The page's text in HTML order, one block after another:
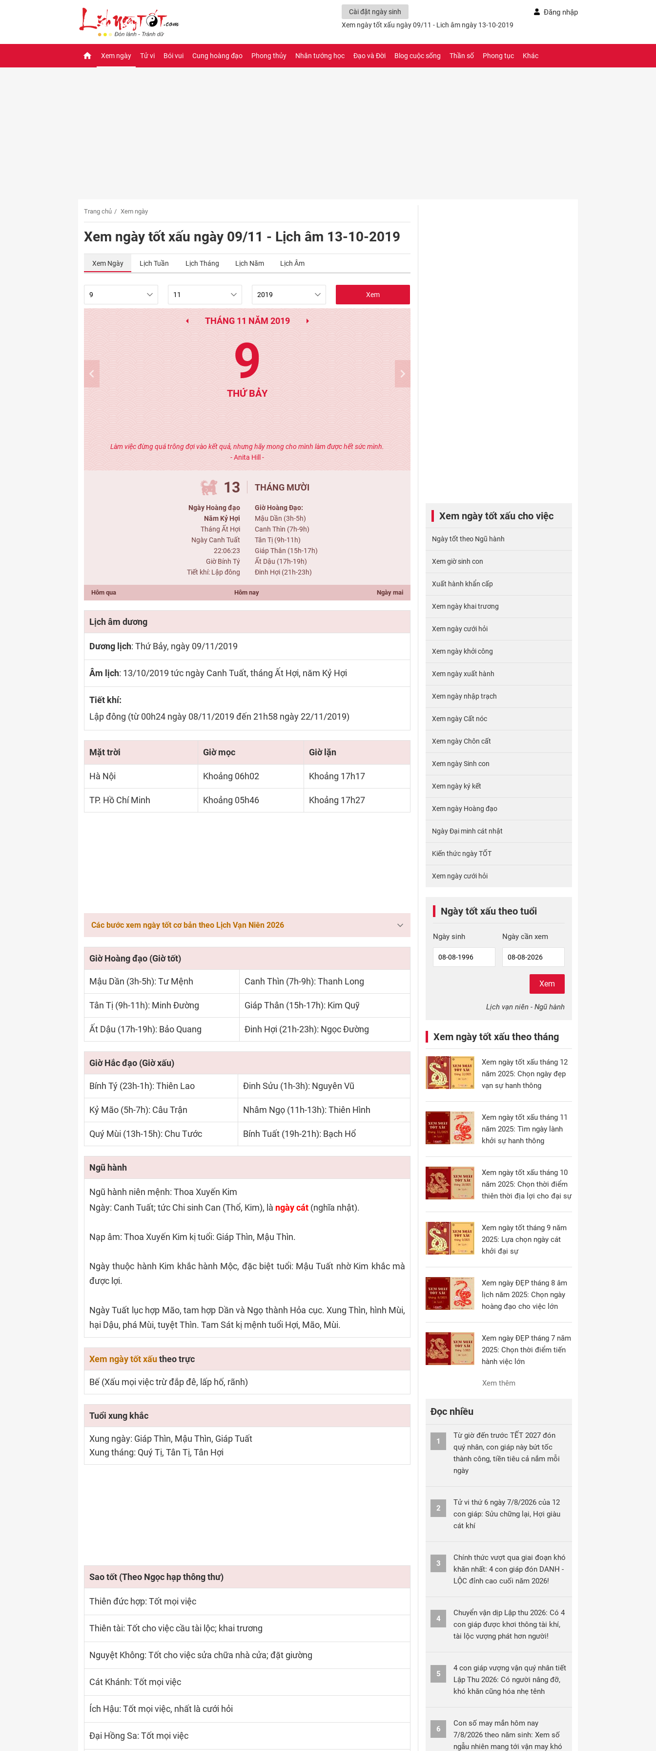
Cài đặt ngày sinh Đăng nhập
Xem ngày tốt xấu ngày 09/11 - Lich âm ngày 13-10-2019
Xem ngày Tử vi Bói vui Cung hoàng đạo Phong thủy Nhân tướng học Đạo và Đời Blog cuộc sống Thần số Phong tục Khác
Trang chủ Xem ngày
Xem ngày tốt xấu ngày 09/11 - Lịch âm 13-10-2019
Xem Ngày Lịch Tuần Lịch Tháng Lịch Năm Lịch Âm
Xem
THÁNG 11 NĂM 2019
9
THỨ BẢY
Làm việc đừng quá trông đợi vào kết quả, nhưng hãy mong cho mình làm được hết sức mình.
- Anita Hill -
13
Ngày Hoàng đạo
Năm Kỷ Hợi
Tháng Ất Hợi
Ngày Canh Tuất
22:06:23
Giờ Bính Tý
Tiết khí: Lập đông
THÁNG MƯỜI
Giờ Hoàng Đạo:
Mậu Dần (3h-5h)
Canh Thìn (7h-9h)
Tân Tị (9h-11h)
Giáp Thân (15h-17h)
Ất Dậu (17h-19h)
Đinh Hợi (21h-23h)
Hôm qua Hôm nay Ngày mai
Lịch âm dương
Dương lịch: Thứ Bảy, ngày 09/11/2019
Âm lịch: 13/10/2019 tức ngày Canh Tuất, tháng Ất Hợi, năm Kỷ Hợi
Tiết khí:
Lập đông (từ 00h24 ngày 08/11/2019 đến 21h58 ngày 22/11/2019)
Mặt trời Giờ mọc Giờ lặn
Hà Nội Khoảng 06h02 Khoảng 17h17
TP. Hồ Chí Minh Khoảng 05h46 Khoảng 17h27
Các bước xem ngày tốt cơ bản theo Lịch Vạn Niên 2026
Giờ Hoàng đạo (Giờ tốt)
Mậu Dần (3h-5h): Tư Mệnh Canh Thìn (7h-9h): Thanh Long
Tân Tị (9h-11h): Minh Đường Giáp Thân (15h-17h): Kim Quỹ
Ất Dậu (17h-19h): Bảo Quang Đinh Hợi (21h-23h): Ngọc Đường
Giờ Hắc đạo (Giờ xấu)
Bính Tý (23h-1h): Thiên Lao Đinh Sửu (1h-3h): Nguyên Vũ
Kỷ Mão (5h-7h): Câu Trận Nhâm Ngọ (11h-13h): Thiên Hình
Quý Mùi (13h-15h): Chu Tước Bính Tuất (19h-21h): Bạch Hổ
Ngũ hành
Ngũ hành niên mệnh: Thoa Xuyến Kim
Ngày: Canh Tuất; tức Chi sinh Can (Thổ, Kim), là ngày cát (nghĩa nhật).
Nạp âm: Thoa Xuyến Kim kị tuổi: Giáp Thìn, Mậu Thìn.
Ngày thuộc hành Kim khắc hành Mộc, đặc biệt tuổi: Mậu Tuất nhờ Kim khắc mà
được lợi.
Ngày Tuất lục hợp Mão, tam hợp Dần và Ngọ thành Hỏa cục. Xung Thìn, hình Mùi,
hại Dậu, phá Mùi, tuyệt Thìn. Tam Sát kị mệnh tuổi Hợi, Mão, Mùi.
Xem ngày tốt xấutheo trực
Bế (Xấu mọi việc trừ đắp đê, lấp hố, rãnh)
Tuổi xung khắc
Xung ngày: Giáp Thìn, Mậu Thìn, Giáp Tuất
Xung tháng: Quý Tị, Tân Tị, Tân Hợi
Sao tốt (Theo Ngọc hạp thông thư)
Thiên đức hợp: Tốt mọi việc
Thiên tài: Tốt cho việc cầu tài lộc; khai trương
Nguyệt Không: Tốt cho việc sửa chữa nhà cửa; đặt giường
Cát Khánh: Tốt mọi việc
Ích Hậu: Tốt mọi việc, nhất là cưới hỏi
Đại Hồng Sa: Tốt mọi việc
Xem ngày tốt xấu cho việc
Ngày tốt theo Ngũ hành
Xem giờ sinh con
Xuất hành khẩn cấp
Xem ngày khai trương
Xem ngày cưới hỏi
Xem ngày khởi công
Xem ngày xuất hành
Xem ngày nhập trạch
Xem ngày Cất nóc
Xem ngày Chôn cất
Xem ngày Sinh con
Xem ngày ký kết
Xem ngày Hoàng đạo
Ngày Đại minh cát nhật
Kiến thức ngày TỐT
Xem ngày cưới hỏi
Ngày tốt xấu theo tuổi
Ngày sinh Ngày cần xem
Xem
Lịch vạn niên - Ngũ hành
Xem ngày tốt xấu theo tháng
Xem ngày tốt xấu tháng 12
năm 2025: Chọn ngày đẹp
vạn sự hanh thông
Xem ngày tốt xấu tháng 11
năm 2025: Tìm ngày lành
khởi sự hanh thông
Xem ngày tốt xấu tháng 10
năm 2025: Chọn thời điểm
thiên thời địa lợi cho đại sự
Xem ngày tốt tháng 9 năm
2025: Lựa chọn ngày cát
khởi đại sự
Xem ngày ĐẸP tháng 8 âm
lịch năm 2025: Chọn ngày
hoàng đạo cho việc lớn
Xem ngày ĐẸP tháng 7 năm
2025: Chọn thời điểm tiến
hành việc lớn
Xem thêm
Đọc nhiều
1
Từ giờ đến trước TẾT 2027 đón
quý nhân, con giáp này bứt tốc
thành công, tiền tiêu cả nắm mỗi
ngày
2
Tử vi thứ 6 ngày 7/8/2026 của 12
con giáp: Sửu chững lại, Hợi giàu
cát khí
3
Chính thức vượt qua giai đoạn khó
khăn nhất: 4 con giáp đón DANH -
LỘC đỉnh cao cuối năm 2026!
4
Chuyển vận dịp Lập thu 2026: Có 4
con giáp được khơi thông tài khí,
tài lộc vượng phát hơn người!
5
4 con giáp vượng vận quý nhân tiết
Lập Thu 2026: Có người nâng đỡ,
khó khăn cũng hóa nhẹ tênh
6
Con số may mắn hôm nay
7/8/2026 theo năm sinh: Xem số
ngẫu nhiên mang tới vận may khó